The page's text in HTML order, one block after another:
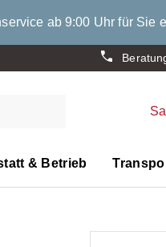
ab 9:00 Uhr für Sie
& Betrieb